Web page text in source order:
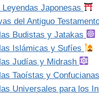
Japonesas
del Antiguo
Budistas y Jatakas
Islámicas y Sufíes
Judías y Midrash
Taoístas y Confucianas
Universales para los